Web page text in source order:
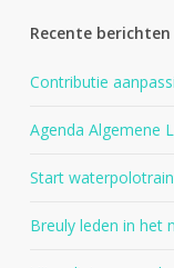
Recente berichten
Contributie
Agenda Algemene
Start
Breuly leden in het